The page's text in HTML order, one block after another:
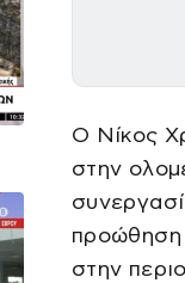
Ο Νίκος
στην
προώθηση
στην